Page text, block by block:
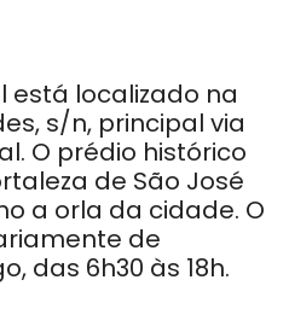
está localizado na
s/n, principal via
O prédio histórico
de São José
a orla da cidade. O
de
das 6h30 às 18h.